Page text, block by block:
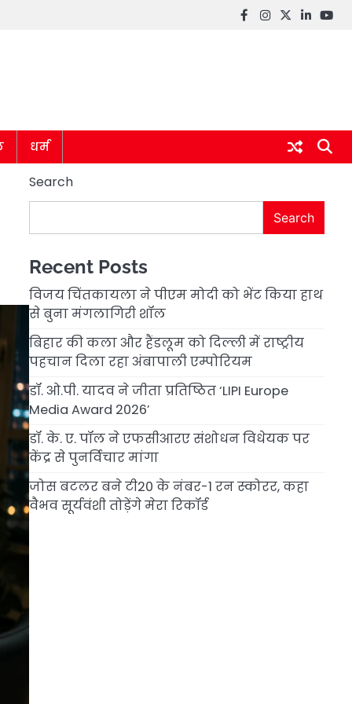
Facebook
instagram
twitter
linkedin
धर्म
Search
Search
Recent Posts
विजय चिंतकायला ने पीएम मोदी को भेंट किया हाथ
से बुना मंगलागिरी शॉल
बिहार की कला और हैंडलूम को दिल्ली में राष्ट्रीय
पहचान दिला रहा अंबापाली एम्पोरियम
डॉ. ओ.पी. यादव ने जीता प्रतिष्ठित ‘LIPI Europe
Media Award 2026’
डॉ. के. ए. पॉल ने एफसीआरए संशोधन विधेयक पर
केंद्र से पुनर्विचार मांगा
जोस बटलर बने टी20 के नंबर-1 रन स्कोरर, कहा
वैभव सूर्यवंशी तोड़ेंगे मेरा रिकॉर्ड